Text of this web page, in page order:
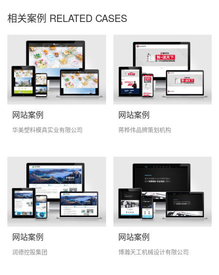
相关案例 RELATED CASES
网站案例
华美塑料模具实业有限公司
网站案例
蒋桦伟品牌策划机构
网站案例
润德控股集团
网站案例
博瀚天工机械设计有限公司